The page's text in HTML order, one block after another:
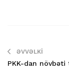
ƏVVƏLKI
PKK-dan növbəti